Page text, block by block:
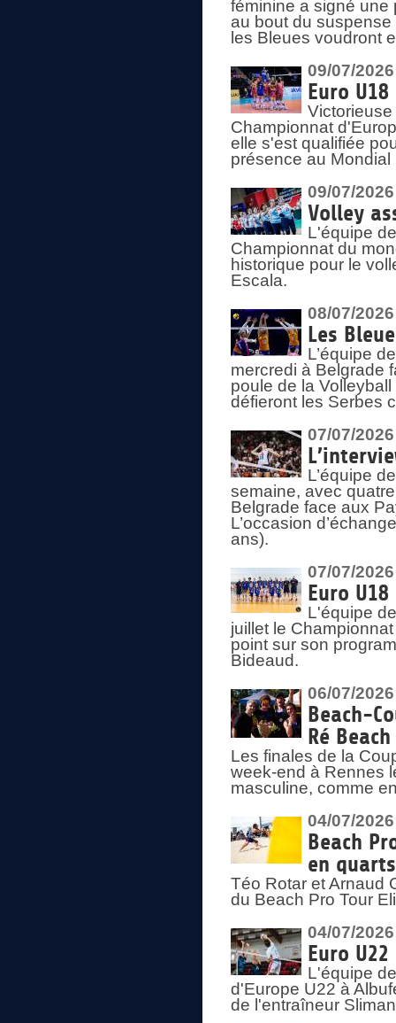
féminine a signé une
au bout du
les Bleues voudront
09/07/2026
Euro
Championnat
elle s'est qualifiée
présence au
09/07/2026
Volley
L'équipe
Championnat du
historique pour le
Escala.
08/07/2026
Les
L’équipe
mercredi à Belgrade
poule de la
défieront les Serbes
07/07/2026
L’équipe
semaine, avec
Belgrade face aux
L’occasion
ans).
07/07/2026
Euro
L'équipe
juillet le
point sur son
Bideaud.
06/07/2026
Beach-
Ré
Les finales de la
week-end à Rennes
masculine, comme
04/07/2026
Beach
en quarts
Téo Rotar et Arnaud
du Beach Pro Tour
04/07/2026
Euro
L'équipe
d'Europe U22 à
de l'entraîneur